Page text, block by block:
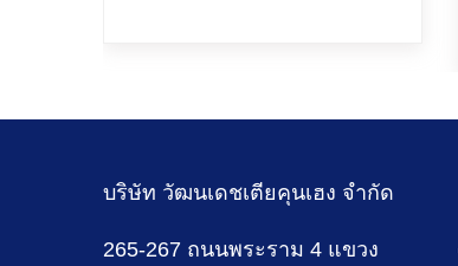
บริษัท วัฒนเดชเตียคุนเฮง จำกัด
265-267 ถนนพระราม 4 แขวง